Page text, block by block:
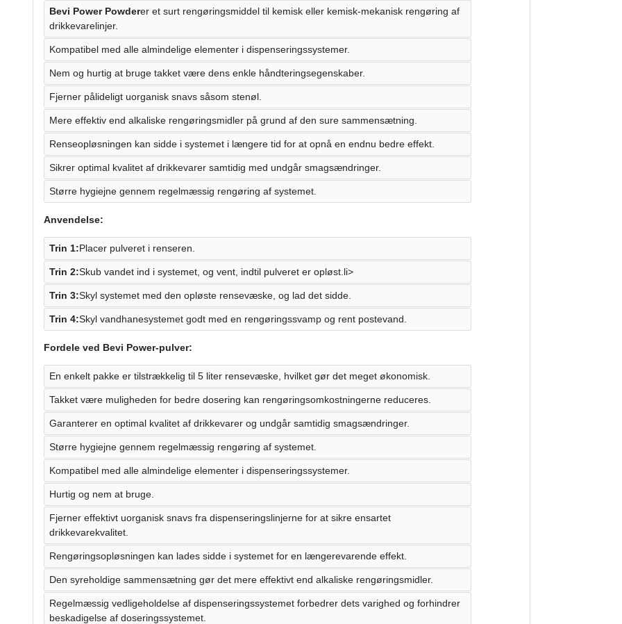
Bevi Power Powderer et surt rengøringsmiddel til kemisk eller kemisk-mekanisk rengøring af
drikkevarelinjer.
Kompatibel med alle almindelige elementer i dispenseringssystemer.
Nem og hurtig at bruge takket være dens enkle håndteringsegenskaber.
Fjerner pålideligt uorganisk snavs såsom stenøl.
Mere effektiv end alkaliske rengøringsmidler på grund af den sure sammensætning.
Renseopløsningen kan sidde i systemet i længere tid for at opnå en endnu bedre effekt.
Sikrer optimal kvalitet af drikkevarer samtidig med undgår smagsændringer.
Større hygiejne gennem regelmæssig rengøring af systemet.
Anvendelse:
Trin 1:Placer pulveret i renseren.
Trin 2:Skub vandet ind i systemet, og vent, indtil pulveret er opløst.li>
Trin 3:Skyl systemet med den opløste rensevæske, og lad det sidde.
Trin 4:Skyl vandhanesystemet godt med en rengøringssvamp og rent postevand.
Fordele ved Bevi Power-pulver:
En enkelt pakke er tilstrækkelig til 5 liter rensevæske, hvilket gør det meget økonomisk.
Takket være muligheden for bedre dosering kan rengøringsomkostningerne reduceres.
Garanterer en optimal kvalitet af drikkevarer og undgår samtidig smagsændringer.
Større hygiejne gennem regelmæssig rengøring af systemet.
Kompatibel med alle almindelige elementer i dispenseringssystemer.
Hurtig og nem at bruge.
Fjerner effektivt uorganisk snavs fra dispenseringslinjerne for at sikre ensartet
drikkevarekvalitet.
Rengøringsopløsningen kan lades sidde i systemet for en længerevarende effekt.
Den syreholdige sammensætning gør det mere effektivt end alkaliske rengøringsmidler.
Regelmæssig vedligeholdelse af dispenseringssystemet forbedrer dets varighed og forhindrer
beskadigelse af doseringssystemet.